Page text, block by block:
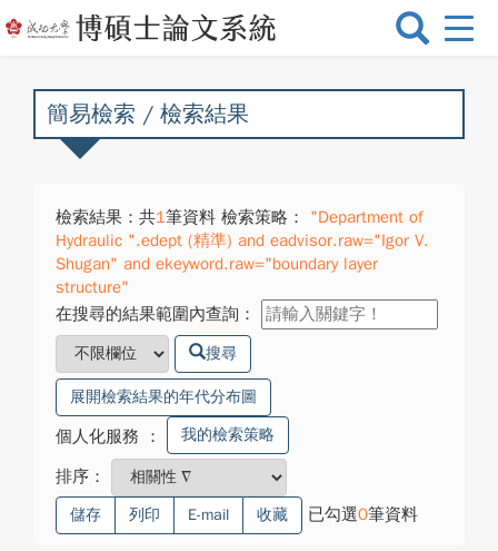
選
換
簡易檢索 / 檢索結果
檢索結果：共1筆資料 檢索策略：
"Department of
Hydraulic ".edept (精準) and eadvisor.raw="Igor V.
Shugan" and ekeyword.raw="boundary layer
structure"
在搜尋的結果範圍內查詢：
搜尋
展開檢索結果的年代分布圖
個人化服務 ： 我的檢索策略
排序：
儲存 列印 E-mail 收藏 已勾選0筆資料